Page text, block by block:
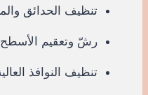
تنظيف الحدائق
رشّ وتعقيم الأسطح
تنظيف النوافذ